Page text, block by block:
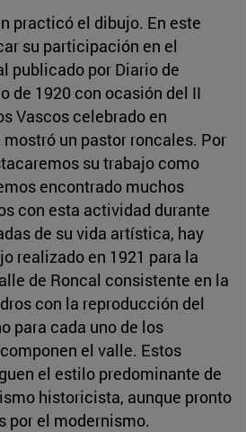
practicó el dibujo. En este
su participación en el
publicado por Diario de
de 1920 con ocasión del II
Vascos celebrado en
un pastor roncales. Por
su trabajo como
encontrado muchos
con esta actividad durante
de su vida artística, hay
realizado en 1921 para la
de Roncal consistente en la
con la reproducción del
para cada uno de los
el valle. Estos
el estilo predominante de
historicista, aunque pronto
por el modernismo.